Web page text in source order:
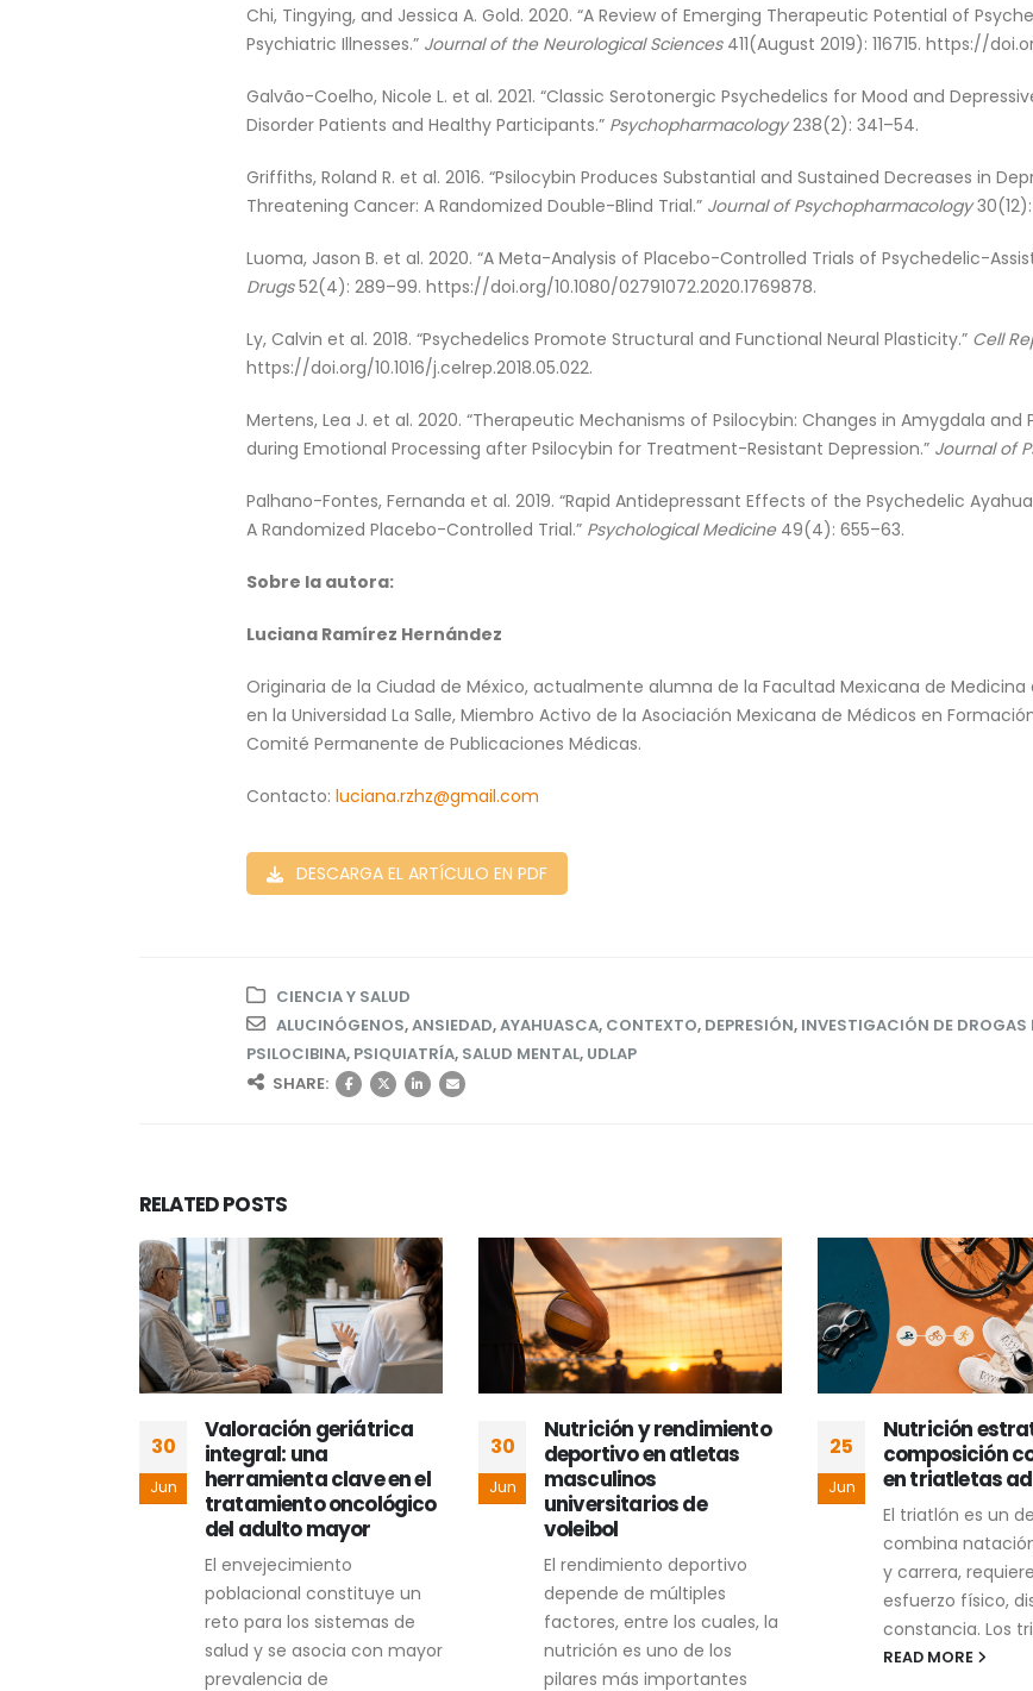
Chi, Tingying, and Jessica A. Gold. 2020. “A Review of Emerging Therapeutic Potential of
Psychiatric Illnesses.” Journal of the Neurological Sciences411(August 2019): 116715. https://
Galvão-Coelho, Nicole L. et al. 2021. “Classic Serotonergic Psychedelics for Mood and
Disorder Patients and Healthy Participants.” Psychopharmacology238(2): 341–54.
Griffiths, Roland R. et al. 2016. “Psilocybin Produces Substantial and Sustained Decreases in
Threatening Cancer: A Randomized Double-Blind Trial.” Journal of Psychopharmacology30(12):
Luoma, Jason B. et al. 2020. “A Meta-Analysis of Placebo-Controlled Trials of Psychedelic-
Drugs52(4): 289–99. https://doi.org/10.1080/02791072.2020.1769878.
Ly, Calvin et al. 2018. “Psychedelics Promote Structural and Functional Neural Plasticity.” Cell
https://doi.org/10.1016/j.celrep.2018.05.022.
Mertens, Lea J. et al. 2020. “Therapeutic Mechanisms of Psilocybin: Changes in Amygdala
during Emotional Processing after Psilocybin for Treatment-Resistant Depression.” Journal of
Palhano-Fontes, Fernanda et al. 2019. “Rapid Antidepressant Effects of the Psychedelic
A Randomized Placebo-Controlled Trial.” Psychological Medicine49(4): 655–63.
Sobre la autora:
Luciana Ramírez Hernández
Originaria de la Ciudad de México, actualmente alumna de la Facultad Mexicana de
en la Universidad La Salle, Miembro Activo de la Asociación Mexicana de Médicos en
Comité Permanente de Publicaciones Médicas.
Contacto: luciana.rzhz@gmail.com
DESCARGA EL ARTÍCULO EN PDF
CIENCIA Y SALUD
ALUCINÓGENOS,ANSIEDAD,AYAHUASCA, CONTEXTO, DEPRESIÓN, INVESTIGACIÓN DE DROGAS
PSILOCIBINA, PSIQUIATRÍA, SALUD MENTAL, UDLAP
SHARE:
RELATEDPOSTS
30
Jun
Valoración geriátrica
integral: una
herramienta clave en el
tratamiento oncológico
del adulto mayor
El envejecimiento
poblacional constituye un
reto para los sistemas de
salud y se asocia con mayor
prevalencia de
30
Jun
Nutrición y rendimiento
deportivo en atletas
masculinos
universitarios de
voleibol
El rendimiento deportivo
depende de múltiples
factores, entre los cuales, la
nutrición es uno de los
pilares más importantes
25
Jun
Nutrición
composición
en triatletas
El triatlón es un
combina
y carrera,
esfuerzo físico,
constancia. Los
READ MORE